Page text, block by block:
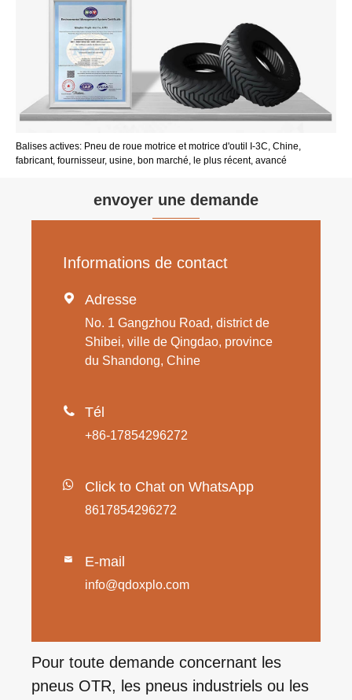
Balises actives: Pneu de roue motrice et motrice d'outil I-3C, Chine,
fabricant, fournisseur, usine, bon marché, le plus récent, avancé
envoyer une demande
Informations de contact
 Adresse
No. 1 Gangzhou Road, district de
Shibei, ville de Qingdao, province
du Shandong, Chine
 Tél
+86-17854296272
Click to Chat on WhatsApp
8617854296272
 E-mail
info@qdoxplo.com
Pour toute demande concernant les
pneus OTR, les pneus industriels ou les